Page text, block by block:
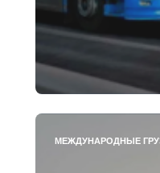
МЕЖДУНАРОДНЫЕ